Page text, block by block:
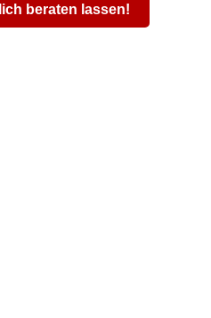
beraten lassen!